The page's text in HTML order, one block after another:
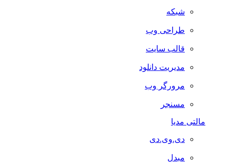
شبکه
طراحی وب
قالب سایت
مدیریت دانلود
مرورگر وب
مسنجر
مالتی مدیا
دی.وی.دی
مبدل